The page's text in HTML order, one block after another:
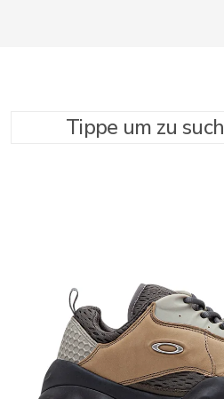
Tippe um zu suchen